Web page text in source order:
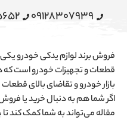
09128307939
فروش برند لوازم یدکی خودرو
قطعات و تجهیزات خودرو است که
بازار خودرو و تقاضای بالای
اگر شما هم به دنبال خرید یا
مقاله می‌تواند به شما کمک کند